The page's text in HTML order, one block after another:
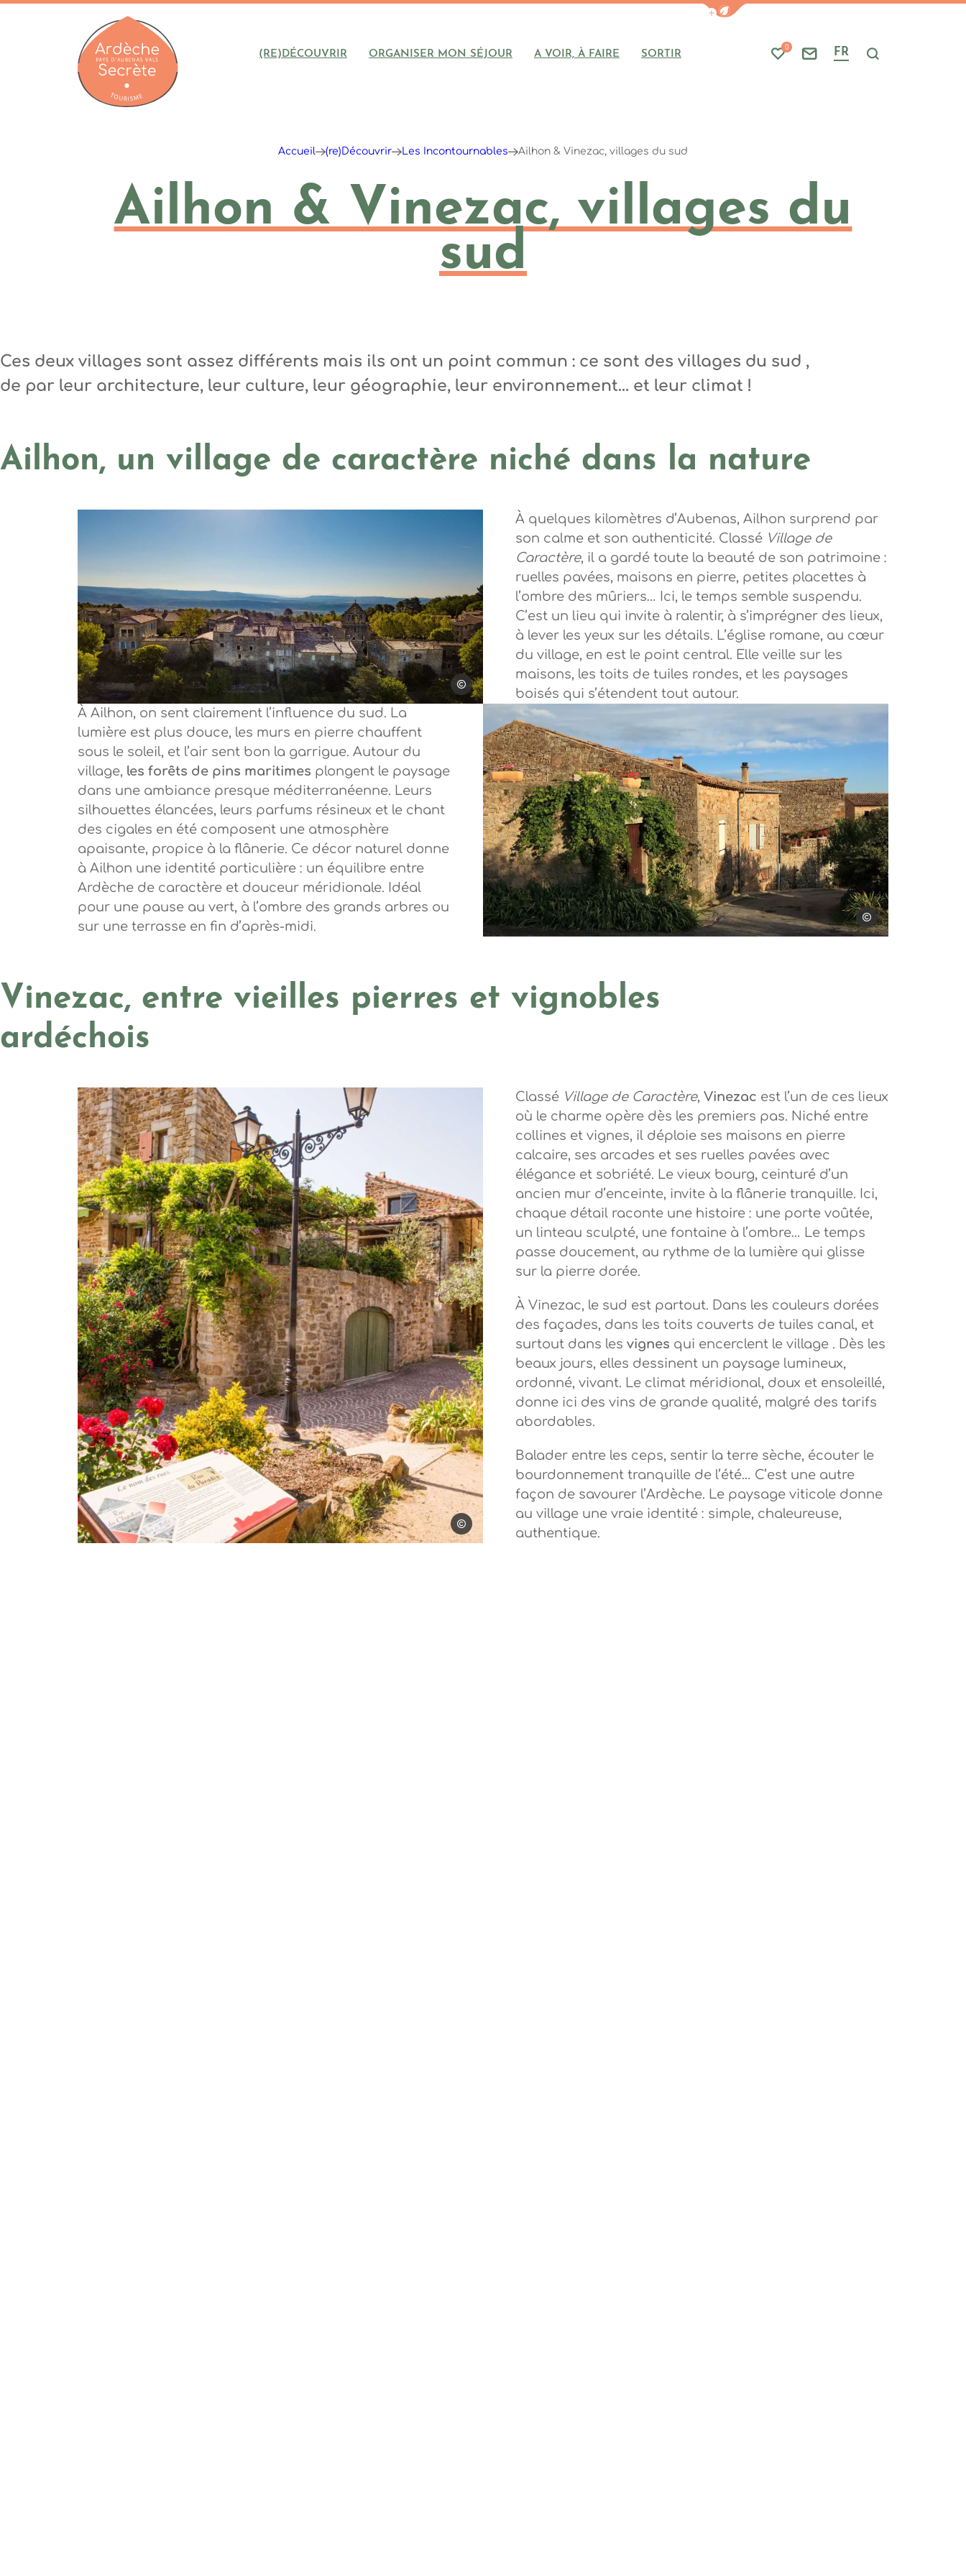
Afficher la barre de navigation du
(RE)DÉCOUVRIR ORGANISER MON SÉJOUR A VOIR, À FAIRE SORTIR Mes favoris
0
Nous contacter
FR Je recherche
Accueil (re)Découvrir Les Incontournables Ailhon & Vinezac, villages du sud
Ailhon & Vinezac, villages du
sud
Ces deux villages sont assez différents mais ils ont un point commun : ce sont des villages du sud ,
de par leur architecture, leur culture, leur géographie, leur environnement… et leur climat !
Ailhon, un village de caractère niché dans la nature
Steph Tripot
À quelques kilomètres d’Aubenas, Ailhon surprend par
son calme et son authenticité. Classé Village de
Caractère, il a gardé toute la beauté de son patrimoine :
ruelles pavées, maisons en pierre, petites placettes à
l’ombre des mûriers… Ici, le temps semble suspendu.
C’est un lieu qui invite à ralentir, à s’imprégner des lieux,
à lever les yeux sur les détails. L’église romane, au cœur
du village, en est le point central. Elle veille sur les
maisons, les toits de tuiles rondes, et les paysages
boisés qui s’étendent tout autour.
À Ailhon, on sent clairement l’influence du sud. La
lumière est plus douce, les murs en pierre chauffent
sous le soleil, et l’air sent bon la garrigue. Autour du
village, les forêts de pins maritimes plongent le paysage
dans une ambiance presque méditerranéenne. Leurs
silhouettes élancées, leurs parfums résineux et le chant
des cigales en été composent une atmosphère
apaisante, propice à la flânerie. Ce décor naturel donne
à Ailhon une identité particulière : un équilibre entre
Ardèche de caractère et douceur méridionale. Idéal
pour une pause au vert, à l’ombre des grands arbres ou
sur une terrasse en fin d’après-midi.
Simon Bugnon
Vinezac, entre vieilles pierres et vignobles
ardéchois
Photo, © Steph Tripot
Steph Tripot
Classé Village de Caractère,Vinezac est l’un de ces lieux
où le charme opère dès les premiers pas. Niché entre
collines et vignes, il déploie ses maisons en pierre
calcaire, ses arcades et ses ruelles pavées avec
élégance et sobriété. Le vieux bourg, ceinturé d’un
ancien mur d’enceinte, invite à la flânerie tranquille. Ici,
chaque détail raconte une histoire : une porte voûtée,
un linteau sculpté, une fontaine à l’ombre… Le temps
passe doucement, au rythme de la lumière qui glisse
sur la pierre dorée.
À Vinezac, le sud est partout. Dans les couleurs dorées
des façades, dans les toits couverts de tuiles canal, et
surtout dans lesvignes qui encerclent le village . Dès les
beaux jours, elles dessinent un paysage lumineux,
ordonné, vivant. Le climat méridional, doux et ensoleillé,
donne ici des vins de grande qualité, malgré des tarifs
abordables.
Balader entre les ceps, sentir la terre sèche, écouter le
bourdonnement tranquille de l’été… C’est une autre
façon de savourer l’Ardèche. Le paysage viticole donne
au village une vraie identité : simple, chaleureuse,
authentique.